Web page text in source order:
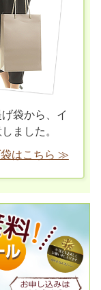
袋から、イ
ました。
はこちら ≫